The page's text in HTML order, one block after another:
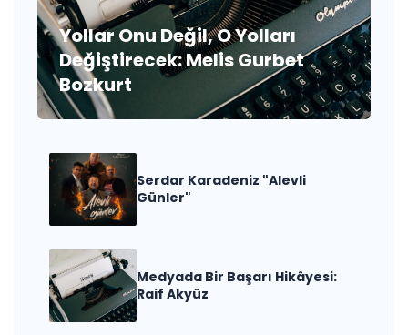
Yollar Onu Değil, O Yolları
Değiştirecek: Melis Gurbet
Bozkurt
Serdar Karadeniz "Alevli
Günler"
Medyada Bir Başarı Hikâyesi:
Raif Akyüz